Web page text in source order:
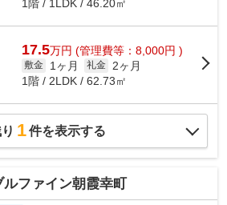
1階 / 1LDK / 46.20㎡
17.5万円 (管理費等：8,000円 )
敷金 1ヶ月 礼金
2ヶ月
1階 / 2LDK / 62.73㎡
1件を表示する
ルファイン朝霞幸町